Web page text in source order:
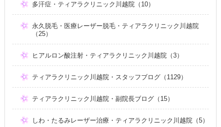
多汗症・ティアラクリニック川越院（10）
永久脱毛・医療レーザー脱毛・ティアラクリニック川越院
（25）
ヒアルロン酸注射・ティアラクリニック川越院（3）
ティアラクリニック川越院・スタッフブログ（1129）
ティアラクリニック川越院・副院長ブログ（15）
しわ・たるみレーザー治療・ティアラクリニック川越院（5）